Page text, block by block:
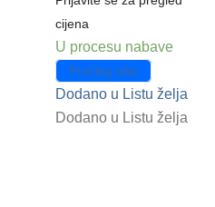
cijena
U procesu nabave
Pročitaj više
Dodano u Listu želja
Dodano u Listu želja